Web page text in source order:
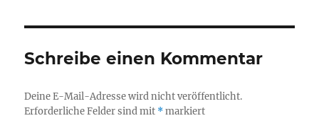
Schreibe einen Kommentar
Deine E-Mail-Adresse wird nicht veröffentlicht.
Erforderliche Felder sind mit *markiert